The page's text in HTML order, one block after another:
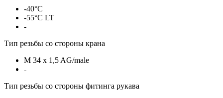
-40°С
-55°С LT
-
Тип резьбы со стороны крана
M 34 x 1,5 AG/male
-
Тип резьбы со стороны фитинга рукава